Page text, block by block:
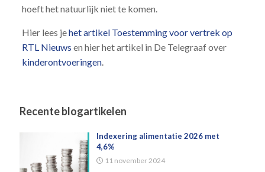
hoeft het natuurlijk niet te komen.
Hier lees jehet artikel Toestemming voor vertrek op
RTL Nieuws en hier het artikel in De Telegraaf over
kinderontvoeringen.
Recente blogartikelen
Indexering alimentatie 2026 met
4,6%
11 november 2024